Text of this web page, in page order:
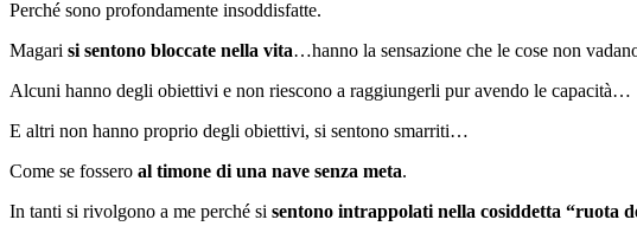
Perché sono profondamente insoddisfatte.
Magari si sentono bloccate nella vita…hanno la sensazione che le cose non
Alcuni hanno degli obiettivi e non riescono a raggiungerli pur avendo le capacità…
E altri non hanno proprio degli obiettivi, si sentono smarriti…
Come se fossero al timone di una nave senza meta.
In tanti si rivolgono a me perché si sentono intrappolati nella cosiddetta “ruota